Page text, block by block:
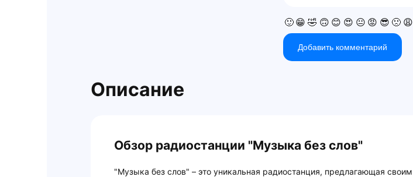
🙂 😁 🤣 🙃 😊 😍 😐 😡 😎 🙁 😩
Добавить комментарий
Описание
Обзор радиостанции "Музыка без слов"
"Музыка без слов" – это уникальная радиостанция, предлагающая своим